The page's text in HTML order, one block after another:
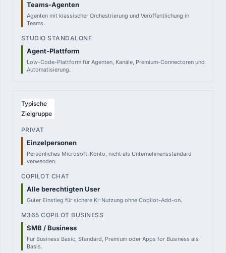
Teams-Agenten
Agenten mit klassischer Orchestrierung und Veröffentlichung in
Teams.
Agent-Plattform
Low-Code-Plattform für Agenten, Kanäle, Premium-Connectoren und
Automatisierung.
Typische
Zielgruppe
Einzelpersonen
Persönliches Microsoft-Konto, nicht als Unternehmensstandard
verwenden.
Alle berechtigten User
Guter Einstieg für sichere KI-Nutzung ohne Copilot-Add-on.
SMB / Business
Für Business Basic, Standard, Premium oder Apps for Business als
Basis.